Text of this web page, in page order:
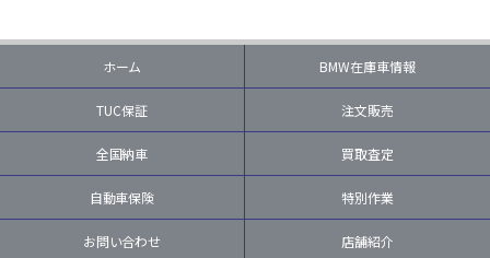
ホーム BMW在庫車情報
TUC保証 注文販売
全国納車 買取査定
自動車保険 特別作業
お問い合わせ 店舗紹介